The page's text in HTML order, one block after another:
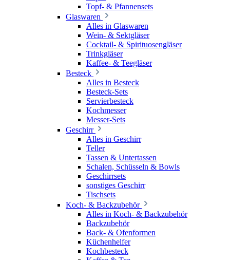
Topf- & Pfannensets
Glaswaren
Alles in Glaswaren
Wein- & Sektgläser
Cocktail- & Spirituosengläser
Trinkgläser
Kaffee- & Teegläser
Besteck
Alles in Besteck
Besteck-Sets
Servierbesteck
Kochmesser
Messer-Sets
Geschirr
Alles in Geschirr
Teller
Tassen & Untertassen
Schalen, Schüsseln & Bowls
Geschirrsets
sonstiges Geschirr
Tischsets
Koch- & Backzubehör
Alles in Koch- & Backzubehör
Backzubehör
Back- & Ofenformen
Küchenhelfer
Kochbesteck